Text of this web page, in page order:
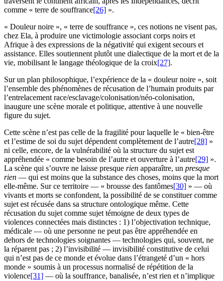
comme « terre de souffrance[26] ».
« Douleur noire », « terre de souffrance », ces notions ne visent pas,
chez Ela, à produire une victimologie associant corps noirs et
Afrique à des expressions de la négativité qui exigent secours et
assistance. Elles soutiennent plutôt une dialectique de la mort et de la
vie, mobilisant le langage théologique de la croix[27].
Sur un plan philosophique, l’expérience de la « douleur noire », soit
l’ensemble des phénomènes de récusation de l’humain produits par
l’entrelacement race/esclavage/colonisation/néo-colonisation,
inaugure une scène morale et politique, attentive à une nouvelle
figure du sujet.
Cette scène n’est pas celle de la fragilité pour laquelle le « bien-être
et l’estime de soi du sujet dépendent complètement de l’autre[28] »
ni celle, encore, de la vulnérabilité où la structure du sujet est
appréhendée « comme besoin de l’autre et ouverture à l’autre[29] ».
La scène qui s’ouvre ne laisse presque rien apparaître, un presque
rien — qui est moins que la substance des choses, moins que la mort
elle-même. Sur ce territoire — « brousse des fantômes[30] » — où
vivants et morts se confondent, la possibilité de se constituer comme
sujet est récusée dans sa structure ontologique même. Cette
récusation du sujet comme sujet témoigne de deux types de
violences connectées mais distinctes : 1) l’objectivation technique,
médicale — où une personne ne peut pas être appréhendée en
dehors de technologies soignantes — technologies qui, souvent, ne
la réparent pas ; 2) l’invisibilité — invisibilité constitutive de celui
qui n’est pas de ce monde et évolue dans l’étrangeté d’un « hors
monde » soumis à un processus normalisé de répétition de la
violence[31] — où la souffrance, banalisée, n’est rien et n’implique